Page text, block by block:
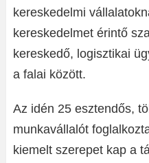
kereskedelmi
kereskedelmet érintő
kereskedő, logisztikai
a falai között.
Az idén 25 esztendős,
munkavállalót
kiemelt szerepet kap a